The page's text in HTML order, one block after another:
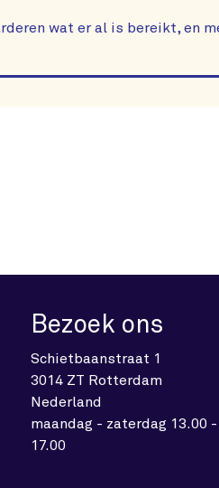
wat er al is bereikt, en
Bezoek ons
Schietbaanstraat 1
3014 ZT Rotterdam
Nederland
maandag - zaterdag 13.00 -
17.00